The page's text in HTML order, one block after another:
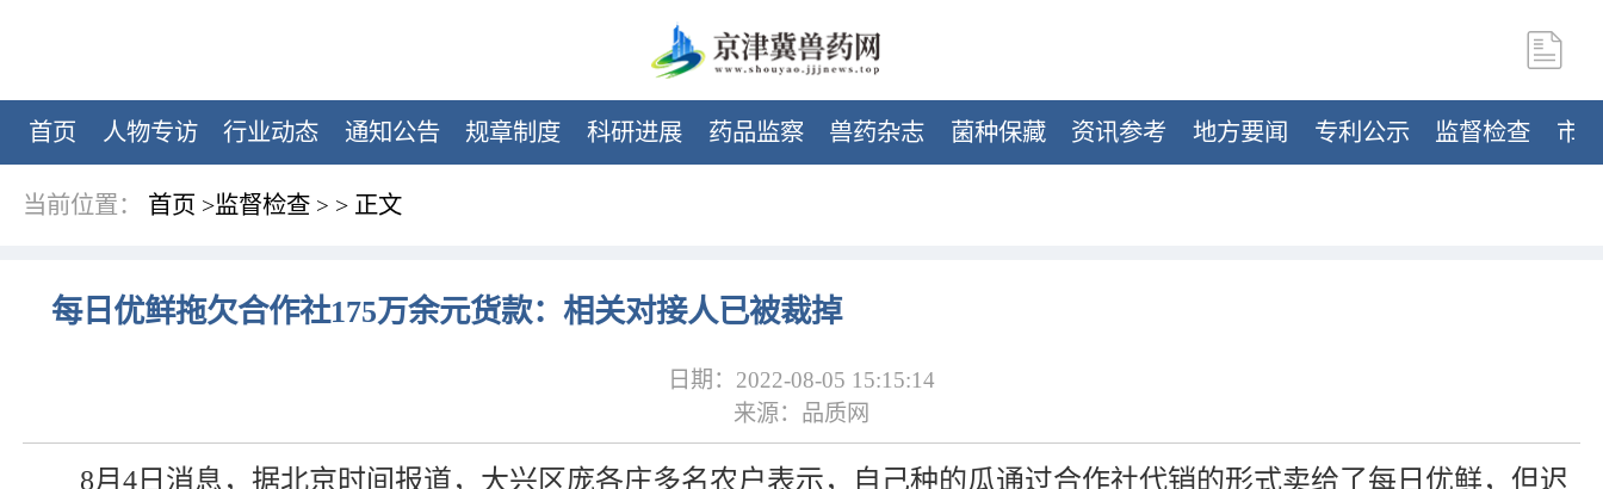
首页 人物专访 行业动态 通知公告 规章制度 科研进展 药品监察 兽药杂志 菌种保藏 资讯参考 地方要闻 专利公示 监督检查 市
当前位置： 首页 >监督检查 > > 正文
每日优鲜拖欠合作社175万余元货款：相关对接人已被裁掉
日期：2022-08-05 15:15:14
来源：品质网
8月4日消息，据北京时间报道，大兴区庞各庄多名农户表示，自己种的瓜通过合作社代销的形式卖给了每日优鲜，但迟